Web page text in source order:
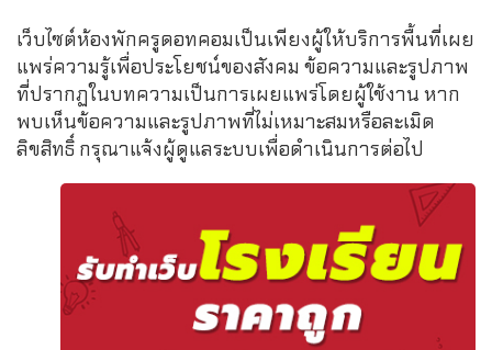
เว็บไซต์ห้องพักครูดอทคอมเป็นเพียงผู้ให้บริการพื้นที่เผย
แพร่ความรู้เพื่อประโยชน์ของสังคม ข้อความและรูปภาพ
ที่ปรากฏในบทความเป็นการเผยแพร่โดยผู้ใช้งาน หาก
พบเห็นข้อความและรูปภาพที่ไม่เหมาะสมหรือละเมิด
ลิขสิทธิ์ กรุณาแจ้งผู้ดูแลระบบเพื่อดำเนินการต่อไป